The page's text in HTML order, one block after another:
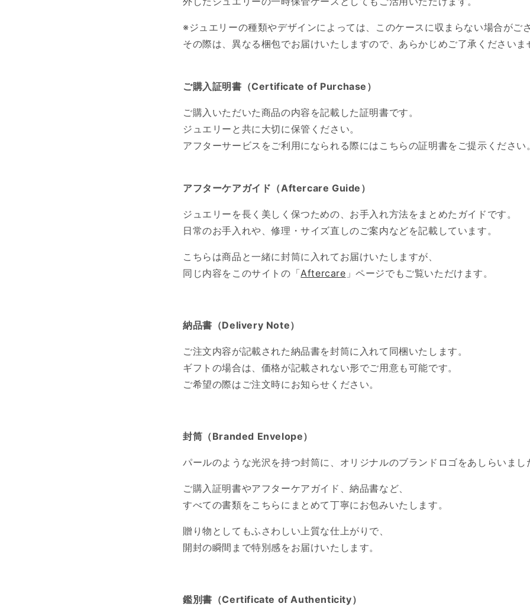
※ジュエリーの種類やデザインによっては、このケースに収まらない場合がご
その際は、異なる梱包でお届けいたしますので、あらかじめご了承くださいま
ご購入証明書（Certificate of Purchase）
ご購入いただいた商品の内容を記載した証明書です。
ジュエリーと共に大切に保管ください。
アフターサービスをご利用になられる際にはこちらの証明書をご提示ください
アフターケアガイド（Aftercare Guide）
ジュエリーを長く美しく保つための、お手入れ方法をまとめたガイドです。
日常のお手入れや、修理・サイズ直しのご案内などを記載しています。
こちらは商品と一緒に封筒に入れてお届けいたしますが、
同じ内容をこのサイトの「Aftercare 」ページでもご覧いただけます。
納品書（Delivery Note）
ご注文内容が記載された納品書を封筒に入れて同梱いたします。
ギフトの場合は、価格が記載されない形でご用意も可能です。
ご希望の際はご注文時にお知らせください。
封筒（Branded Envelope）
パールのような光沢を持つ封筒に、オリジナルのブランドロゴをあしらいまし
ご購入証明書やアフターケアガイド、納品書など、
すべての書類をこちらにまとめて丁寧にお包みいたします。
贈り物としてもふさわしい上質な仕上がりで、
開封の瞬間まで特別感をお届けいたします。
鑑別書（Certificate of Authenticity）